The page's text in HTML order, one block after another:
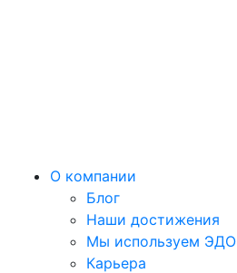
О компании
Блог
Наши достижения
Мы используем ЭДО
Карьера